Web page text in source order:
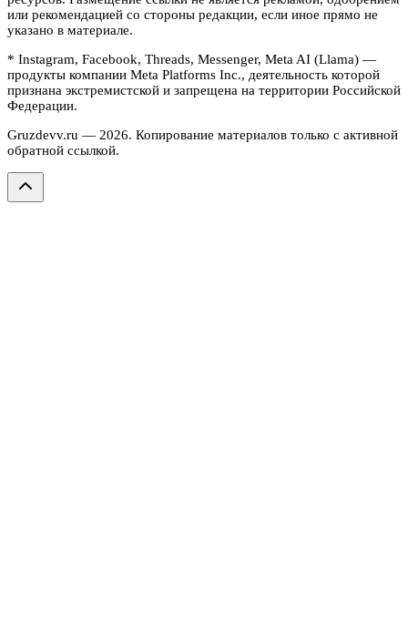
или рекомендацией со стороны редакции, если иное прямо не
указано в материале.
* Instagram, Facebook, Threads, Messenger, Meta AI (Llama) —
продукты компании Meta Platforms Inc., деятельность которой
признана экстремистской и запрещена на территории Российской
Федерации.
Gruzdevv.ru — 2026. Копирование материалов только с активной
обратной ссылкой.